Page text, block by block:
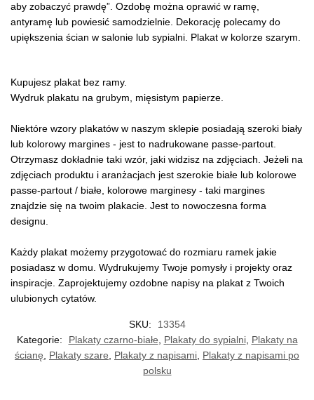
aby zobaczyć prawdę”. Ozdobę można oprawić w ramę,
antyramę lub powiesić samodzielnie. Dekorację polecamy do
upiększenia ścian w salonie lub sypialni. Plakat w kolorze szarym.
Kupujesz plakat bez ramy.
Wydruk plakatu na grubym, mięsistym papierze.
Niektóre wzory plakatów w naszym sklepie posiadają szeroki biały
lub kolorowy margines - jest to nadrukowane passe-partout.
Otrzymasz dokładnie taki wzór, jaki widzisz na zdjęciach. Jeżeli na
zdjęciach produktu i aranżacjach jest szerokie białe lub kolorowe
passe-partout / białe, kolorowe marginesy - taki margines
znajdzie się na twoim plakacie. Jest to nowoczesna forma
designu.
Każdy plakat możemy przygotować do rozmiaru ramek jakie
posiadasz w domu. Wydrukujemy Twoje pomysły i projekty oraz
inspiracje. Zaprojektujemy ozdobne napisy na plakat z Twoich
ulubionych cytatów.
SKU:
13354
Kategorie:
Plakaty czarno-białe Plakaty do sypialni, Plakaty na
ścianę
Plakaty szare Plakaty z napisami Plakaty z napisami po
polsku